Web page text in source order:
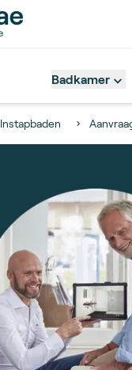
Badkamer
Instapbaden